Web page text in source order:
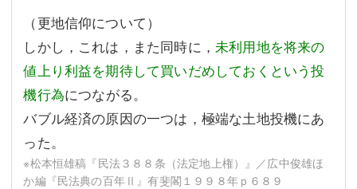
（更地信仰について）
しかし，これは，また同時に， 未利用地を将来の
値上り利益を期待して買いだめしておくという投
機行為につながる。
バブル経済の原因の一つは，極端な土地投機にあ
った。
※松本恒雄稿『民法３８８条（法定地上権）』／広中俊雄ほ
か編『民法典の百年Ⅱ』有斐閣１９９８年ｐ６８９